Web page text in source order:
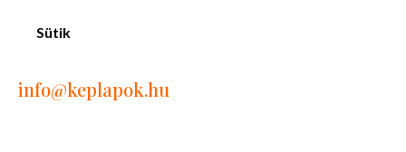
Sütik
info@keplapok.hu